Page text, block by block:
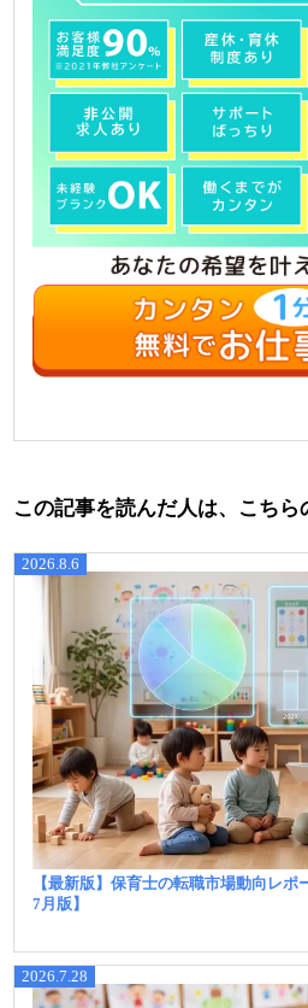
この記事を読んだ人は、こち
2026.8.6
【最新版】保育士の転職市場動向レ
7月版】
2026.7.28